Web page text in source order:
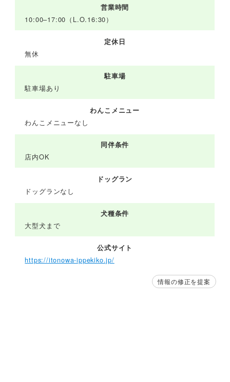
営業時間
10:00–17:00（L.O.16:30）
定休日
無休
駐車場
駐車場あり
わんこメニュー
わんこメニューなし
同伴条件
店内OK
ドッグラン
ドッグランなし
犬種条件
大型犬まで
公式サイト
https://itonowa-ippekiko.jp/
情報の修正を提案